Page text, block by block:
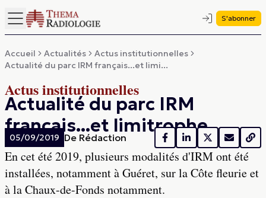
S'abonner
Accueil Actualités
Actus institutionnelles
Actualité du parc IRM français...et limi...
Actus institutionnelles
Actualité du parc IRM
français...et limitrophe
05/09/2019 De Rédaction
En cet été 2019, plusieurs modalités d'IRM ont été
installées, notamment à Guéret, sur la Côte fleurie et
à la Chaux-de-Fonds notamment.